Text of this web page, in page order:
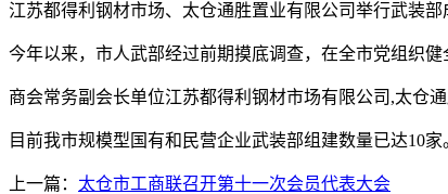
江苏都得利钢材市场、太仓通胜置业有限公司举行武装部
今年以来，市人武部经过前期摸底调查，在全市党组织
商会常务副会长单位江苏都得利钢材市场有限公司,太仓
目前我市规模型国有和民营企业武装部组建数量已达10家
上一篇： 太仓市工商联召开第十一次会员代表大会